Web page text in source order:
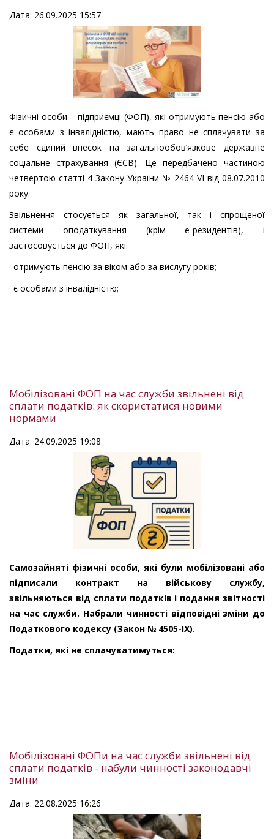
Дата: 26.09.2025 15:57
Фізичні особи – підприємці (ФОП), які отримують пенсію або
є особами з інвалідністю, мають право не сплачувати за
себе єдиний внесок на загальнообов’язкове державне
соціальне страхування (ЄСВ). Це передбачено частиною
четвертою статті 4 Закону України № 2464-VI від 08.07.2010
року.
Звільнення стосується як загальної, так і спрощеної
системи оподаткування (крім е-резидентів), і
застосовується до ФОП, які:
· отримують пенсію за віком або за вислугу років;
· є особами з інвалідністю;
Мобілізовані ФОП на час служби звільнені від
сплати податків: як скористатися новими
нормами
Дата: 24.09.2025 19:08
Самозайняті фізичні особи, які були мобілізовані або
підписали контракт на військову службу,
звільняються від сплати податків і подання звітності
на час служби. Набрали чинності відповідні зміни до
Податкового кодексу (Закон № 4505-ІХ).
Податки, які не сплачуватимуться:
Мобілізовані ФОПи на час служби звільнені від
сплати податків - набули чинності законодавчі
зміни
Дата: 22.08.2025 16:26